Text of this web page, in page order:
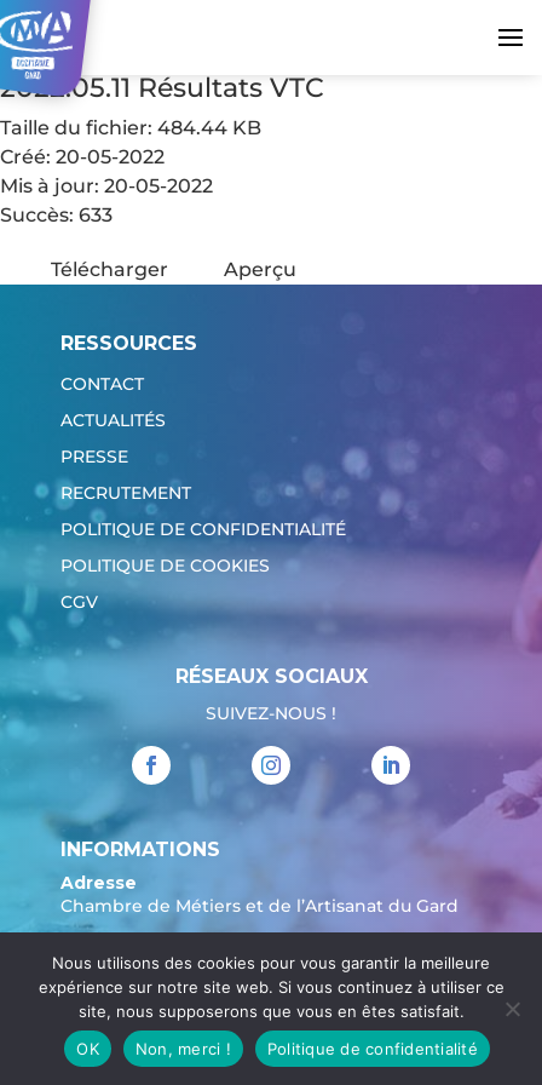
2022.05.11 Résultats VTC
Taille du fichier: 484.44 KB
Créé: 20-05-2022
Mis à jour: 20-05-2022
Succès: 633
Télécharger Aperçu
RESSOURCES
CONTACT
ACTUALITÉS
PRESSE
RECRUTEMENT
POLITIQUE DE CONFIDENTIALITÉ
POLITIQUE DE COOKIES
CGV
RÉSEAUX SOCIAUX
SUIVEZ-NOUS !
INFORMATIONS
Adresse
Chambre de Métiers et de l’Artisanat du Gard
30908 Nîmes
Tél. :04 66 62 80 00
Nous utilisons des cookies pour vous garantir la meilleure
expérience sur notre site web. Si vous continuez à utiliser ce
site, nous supposerons que vous en êtes satisfait.
OK
Non, merci ! Politique de confidentialité